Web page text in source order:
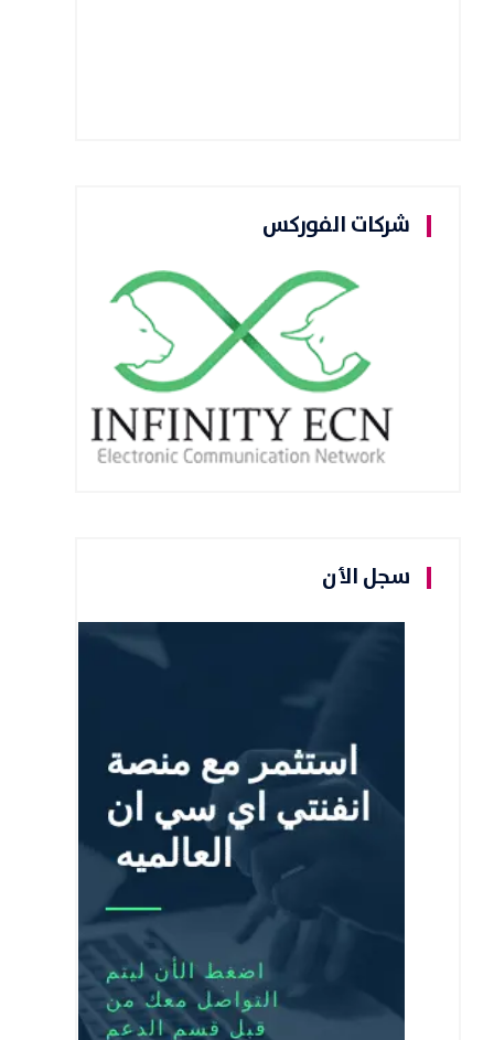
شركات الفوركس
سجل الأن